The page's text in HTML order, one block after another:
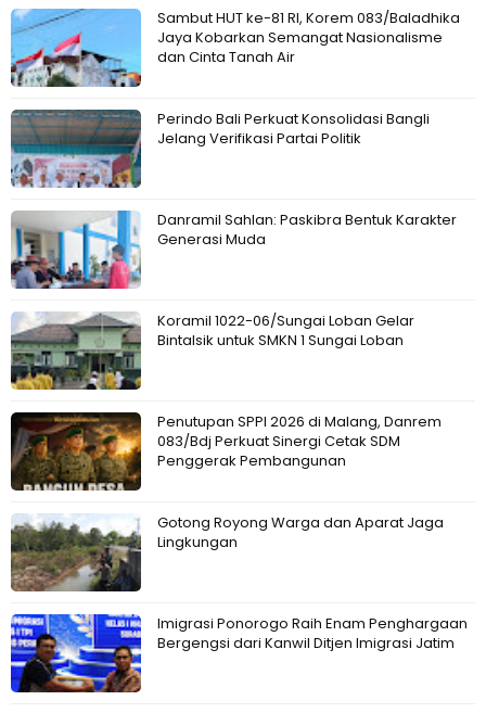
Sambut HUT ke-81 RI, Korem 083/Baladhika
Jaya Kobarkan Semangat Nasionalisme
dan Cinta Tanah Air
Perindo Bali Perkuat Konsolidasi Bangli
Jelang Verifikasi Partai Politik
Danramil Sahlan: Paskibra Bentuk Karakter
Generasi Muda
Koramil 1022-06/Sungai Loban Gelar
Bintalsik untuk SMKN 1 Sungai Loban
Penutupan SPPI 2026 di Malang, Danrem
083/Bdj Perkuat Sinergi Cetak SDM
Penggerak Pembangunan
Gotong Royong Warga dan Aparat Jaga
Lingkungan
Imigrasi Ponorogo Raih Enam Penghargaan
Bergengsi dari Kanwil Ditjen Imigrasi Jatim